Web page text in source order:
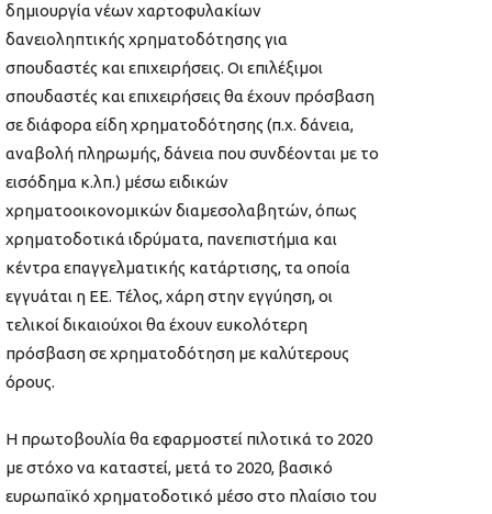
δημιουργία νέων χαρτοφυλακίων
δανειοληπτικής χρηματοδότησης για
σπουδαστές και επιχειρήσεις. Οι επιλέξιμοι
σπουδαστές και επιχειρήσεις θα έχουν πρόσβαση
σε διάφορα είδη χρηματοδότησης (π.χ. δάνεια,
αναβολή πληρωμής, δάνεια που συνδέονται με το
εισόδημα κ.λπ.) μέσω ειδικών
χρηματοοικονομικών διαμεσολαβητών, όπως
χρηματοδοτικά ιδρύματα, πανεπιστήμια και
κέντρα επαγγελματικής κατάρτισης, τα οποία
εγγυάται η ΕΕ. Τέλος, χάρη στην εγγύηση, οι
τελικοί δικαιούχοι θα έχουν ευκολότερη
πρόσβαση σε χρηματοδότηση με καλύτερους
όρους.
Η πρωτοβουλία θα εφαρμοστεί πιλοτικά το 2020
με στόχο να καταστεί, μετά το 2020, βασικό
ευρωπαϊκό χρηματοδοτικό μέσο στο πλαίσιο του